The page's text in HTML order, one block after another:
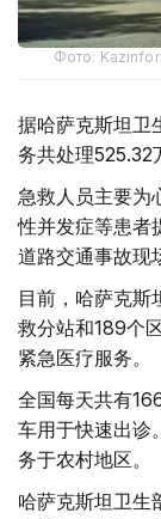
Фото:
据哈萨克斯坦卫
务共处理525.32
急救人员主要为
性并发症等患者
道路交通事故现
目前，哈萨克斯
救分站和189个
紧急医疗服务。
全国每天共有
车用于快速出诊
务于农村地区。
哈萨克斯坦卫生